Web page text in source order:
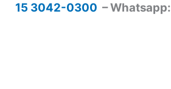
15 3042-0300 – Whatsapp: